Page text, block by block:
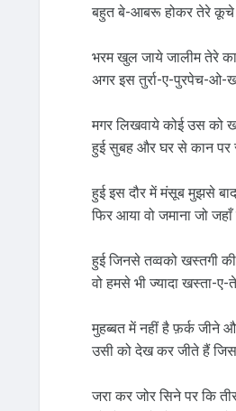
बहुत बे-आबरू होकर तेरे
भरम खुल जाये जालीम तेरे
अगर इस तुर्रा-ए-पुरपेच-
मगर लिखवाये कोई उस को
हुई सुबह और घर से कान
हुई इस दौर में मंसूब मुझसे
फिर आया वो जमाना जो
हुई जिनसे तव्वको खस्तगी की
वो हमसे भी ज्यादा खस्ता-
मुहब्बत में नहीं है फ़र्क जीने
उसी को देख कर जीते हैं
जरा कर जोर सिने पर कि